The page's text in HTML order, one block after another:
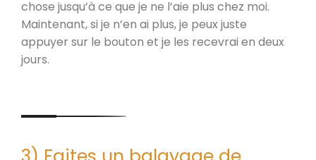
chose jusqu’à ce que je ne l’aie plus chez moi.
Maintenant, si je n’en ai plus, je peux juste
appuyer sur le bouton et je les recevrai en deux
jours.